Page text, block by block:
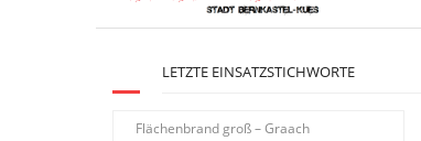
LETZTE EINSATZSTICHWORTE
Flächenbrand groß – Graach